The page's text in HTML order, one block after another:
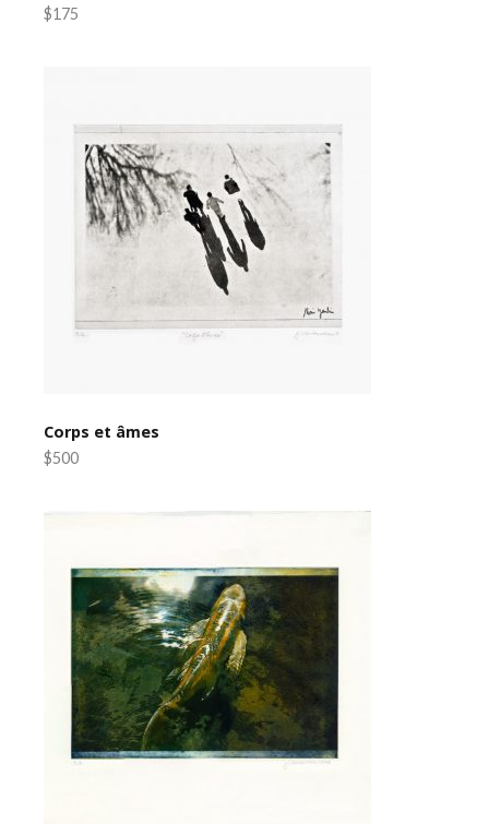
$175
Corps et âmes
$500